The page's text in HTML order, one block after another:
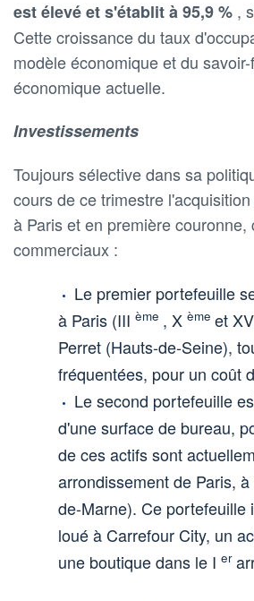
est élevé et s'établit à 95,9 % ,
Cette croissance du taux
modèle économique et du
économique actuelle.
Investissements
Toujours sélective dans sa
cours de ce trimestre
à Paris et en première
commerciaux :
Le premier portefeuille
à Paris (III ème , X ème et
Perret (Hauts-de-Seine),
fréquentées, pour un coût
Le second portefeuille
d'une surface de bureau,
de ces actifs sont
arrondissement de Paris,
de-Marne). Ce
loué à Carrefour City, un
une boutique dans le I er